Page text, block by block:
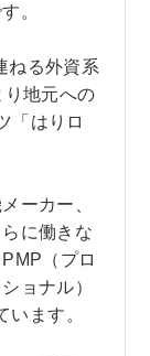
。
ねる外資系
り地元への
「はりロ
ーカー、
に働きな
（プロ
ョナル）
ます。